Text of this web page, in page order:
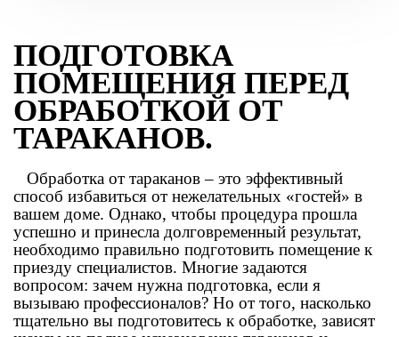
ПОДГОТОВКА
ПОМЕЩЕНИЯ ПЕРЕД
ОБРАБОТКОЙ ОТ
ТАРАКАНОВ.
Обработка от тараканов – это эффективный
способ избавиться от нежелательных «гостей» в
вашем доме. Однако, чтобы процедура прошла
успешно и принесла долговременный результат,
необходимо правильно подготовить помещение к
приезду специалистов. Многие задаются
вопросом: зачем нужна подготовка, если я
вызываю профессионалов? Но от того, насколько
тщательно вы подготовитесь к обработке, зависят